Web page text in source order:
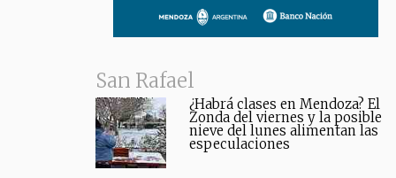
San Rafael
¿Habrá clases en Mendoza? El
Zonda del viernes y la posible
nieve del lunes alimentan las
especulaciones